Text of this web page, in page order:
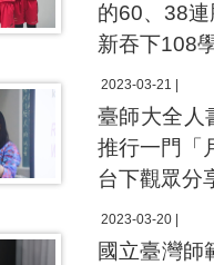
的60、38
新吞下108
2023-03-21 |
臺師大全人
推行一門「
台下觀眾分
2023-03-20 |
國立臺灣師